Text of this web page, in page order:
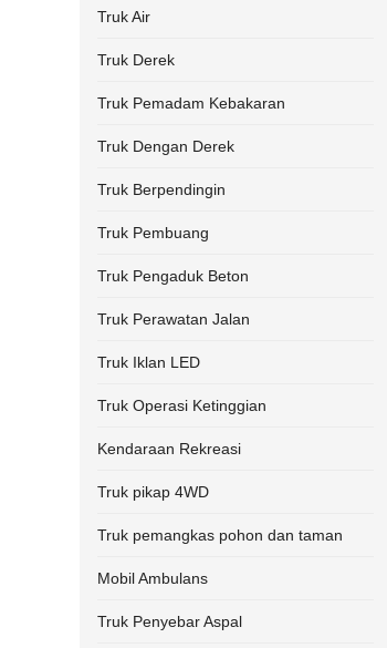
Truk Air
Truk Derek
Truk Pemadam Kebakaran
Truk Dengan Derek
Truk Berpendingin
Truk Pembuang
Truk Pengaduk Beton
Truk Perawatan Jalan
Truk Iklan LED
Truk Operasi Ketinggian
Kendaraan Rekreasi
Truk pikap 4WD
Truk pemangkas pohon dan taman
Mobil Ambulans
Truk Penyebar Aspal